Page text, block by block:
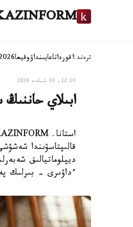
ترەند:اقورداتاعايىنداۋوقيعا2026-
12:10, 03 شىلدە 2026
ابىلاي
قالىپتاسۋىندا
ديپلوماتيالىق
ءداۋىرى - بىرلىك